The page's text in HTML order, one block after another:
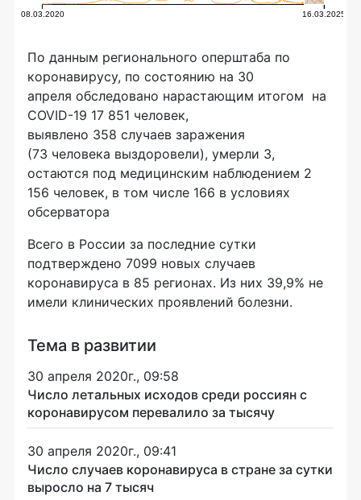
По данным регионального оперштаба по
коронавирусу, по состоянию на 30
апреля обследовано нарастающим итогом на
COVID-19 17 851 человек,
выявлено 358 случаев заражения
(73 человека выздоровели), умерли 3,
остаются под медицинским наблюдением 2
156 человек, в том числе 166 в условиях
обсерватора
Всего в России за последние сутки
подтверждено 7099 новых случаев
коронавируса в 85 регионах. Из них 39,9% не
имели клинических проявлений болезни.
Тема в развитии
30 апреля 2020г., 09:58
Число летальных исходов среди россиян с
коронавирусом перевалило за тысячу
30 апреля 2020г., 09:41
Число случаев коронавируса в стране за сутки
выросло на 7 тысяч